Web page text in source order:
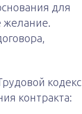
для
желание.
кодекс
контракта: